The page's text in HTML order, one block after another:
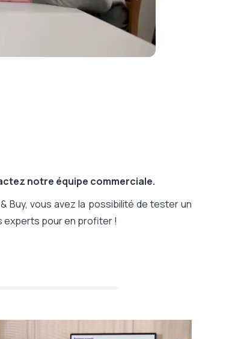
notre équipe commerciale.
Buy, vous avez la possibilité de tester un
experts pour en profiter !